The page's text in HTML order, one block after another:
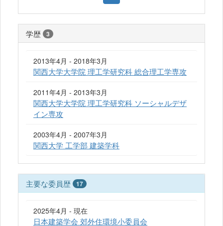
学歴 3
2013年4月 - 2018年3月
関西大学大学院 理工学研究科 総合理工学専攻
2011年4月 - 2013年3月
関西大学大学院 理工学研究科 ソーシャルデザ
イン専攻
2003年4月 - 2007年3月
関西大学 工学部 建築学科
主要な委員歴 17
2025年4月 - 現在
日本建築学会 郊外住環境小委員会